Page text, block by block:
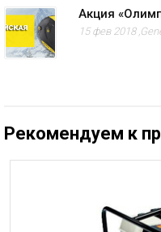
Акция
15 фев 2018 ,
Рекомендуем к